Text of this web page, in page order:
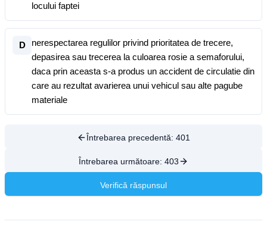
locului faptei
D
nerespectarea regulilor privind prioritatea de trecere,
depasirea sau trecerea la culoarea rosie a semaforului,
daca prin aceasta s-a produs un accident de circulatie din
care au rezultat avarierea unui vehicul sau alte pagube
materiale
Întrebarea precedentă: 401
Întrebarea următoare: 403
Verifică răspunsul